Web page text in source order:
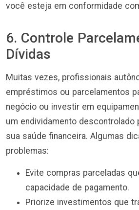
você esteja em conformidade
6. Controle
Dívidas
Muitas vezes, profissionais
empréstimos ou parcelamentos
negócio ou investir em
um endividamento descontrolado
sua saúde financeira. Algumas
problemas:
Evite compras parceladas
capacidade de pagamento.
Priorize investimentos que